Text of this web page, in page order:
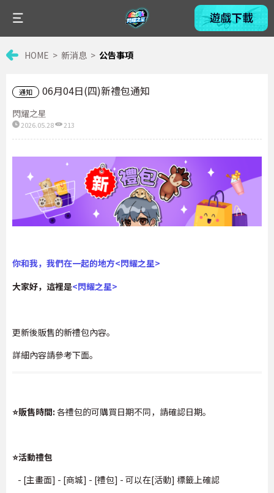
HOME 新消息 公告事項
通知 06月04日(四)新禮包通知
閃耀之星
2026.05.28 213
你和我，我們在一起的地方<閃耀之星>
大家好，這裡是<閃耀之星>
更新後販售的新禮包內容。
詳細內容請參考下面。
⭐販售時間: 各禮包的可購買日期不同，請確認日期。
⭐活動禮包
- [主畫面] - [商城] - [禮包] - 可以在[活動] 標籤上確認